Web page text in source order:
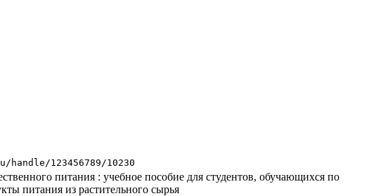
123456789/10230
питания : учебное пособие для студентов, обучающихся по
питания из растительного сырья